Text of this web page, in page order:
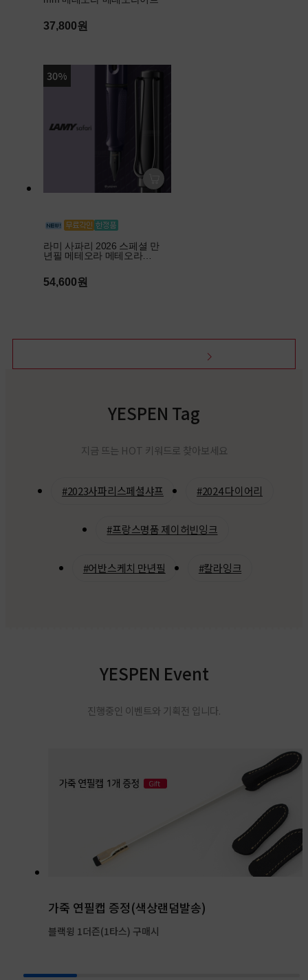
37,800원
30%
라미 사파리 2026 스페셜 만
년필 메테오라 메테오라이
54,600원
YESPEN Tag
지금 뜨는 HOT 키워드로 찾아보세요
#2023사파리스페셜샤프 #2024 다이어리
#프랑스명품 제이허빈잉크
#어반스케치 만년필 #칼라잉크
YESPEN Event
진행중인 이벤트와 기획전 입니다.
가죽 연필캡 증정(색상랜덤발송)
블랙윙 1더즌(1타스) 구매시